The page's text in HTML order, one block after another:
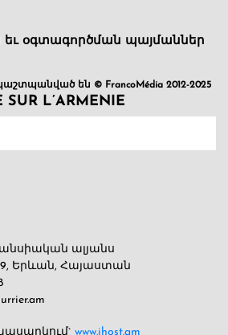
եւ օգտագործման պայմաններ
են © FrancoMédia 2012-2025
SUR L’ARMENIE
ալյանս
Երևան, Հայաստան
www.ihost.am